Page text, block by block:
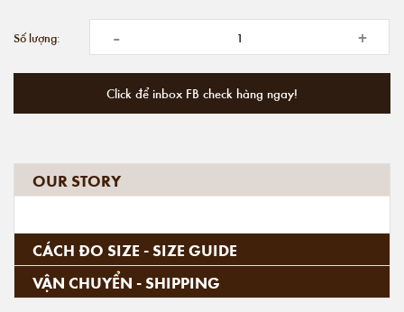
Số lượng: - +
Click để inbox FB check hàng ngay!
OUR STORY
CÁCH ĐO SIZE - SIZE GUIDE
VẬN CHUYỂN - SHIPPING